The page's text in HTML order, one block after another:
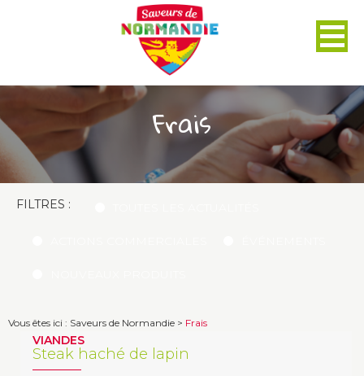
Frais
FILTRES :
Vous êtes ici : Saveurs de Normandie > Frais
VIANDES
Steak haché de lapin
Panneau de gestion des cookies